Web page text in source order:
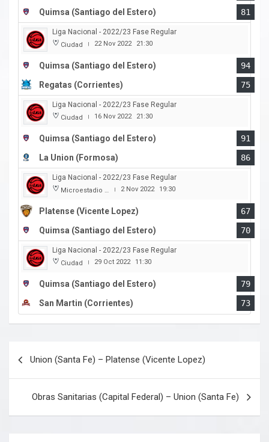
Quimsa (Santiago del Estero) 81
Liga Nacional - 2022/23 Fase Regular
Ciudad | 22 Nov 2022 21:30
Quimsa (Santiago del Estero)
94
Regatas (Corrientes)
75
Liga Nacional - 2022/23 Fase Regular
Ciudad | 16 Nov 2022 21:30
Quimsa (Santiago del Estero)
91
La Union (Formosa)
86
Liga Nacional - 2022/23 Fase Regular
Microestadio Ciudad de Vicente Lopez | 2 Nov 2022 19:30
Platense (Vicente Lopez)
67
Quimsa (Santiago del Estero)
70
Liga Nacional - 2022/23 Fase Regular
Ciudad | 29 Oct 2022 11:30
Quimsa (Santiago del Estero)
79
San Martin (Corrientes)
73
entradas
Union (Santa Fe) – Platense (Vicente Lopez)
Obras Sanitarias (Capital Federal) – Union (Santa Fe)